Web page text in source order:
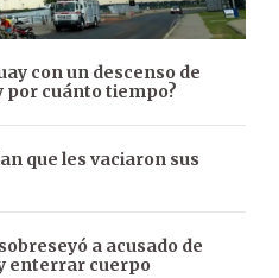
con un descenso de
por cuánto tiempo?
que les vaciaron sus
a acusado de
enterrar cuerpo